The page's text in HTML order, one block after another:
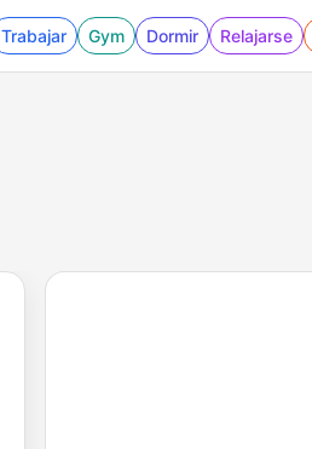
Trabajar Gym Dormir Relajarse